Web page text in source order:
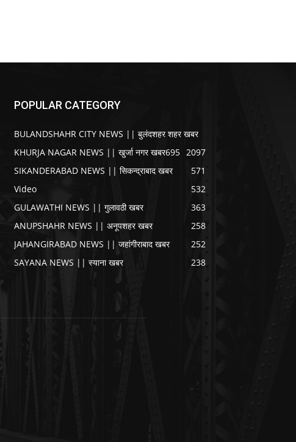
POPULAR CATEGORY
BULANDSHAHR CITY NEWS || बुलंदशहर शहर खबर
2097
KHURJA NAGAR NEWS || खुर्जा नगर खबर695
SIKANDERABAD NEWS || सिकन्द्राबाद खबर
571
Video
532
GULAWATHI NEWS || गुलावठी खबर
363
ANUPSHAHR NEWS || अनूपशहर खबर
258
JAHANGIRABAD NEWS || जहांगीराबाद खबर
252
SAYANA NEWS || स्याना खबर
238